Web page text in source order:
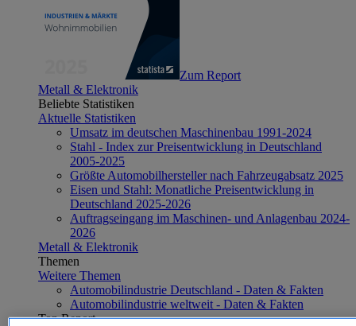
Zum Report
Metall & Elektronik
Beliebte Statistiken
Aktuelle Statistiken
Umsatz im deutschen Maschinenbau 1991-2024
Stahl - Index zur Preisentwicklung in Deutschland
2005-2025
Größte Automobilhersteller nach Fahrzeugabsatz 2025
Eisen und Stahl: Monatliche Preisentwicklung in
Deutschland 2025-2026
Auftragseingang im Maschinen- und Anlagenbau 2024-
2026
Metall & Elektronik
Themen
Weitere Themen
Automobilindustrie Deutschland - Daten & Fakten
Automobilindustrie weltweit - Daten & Fakten
Top Report